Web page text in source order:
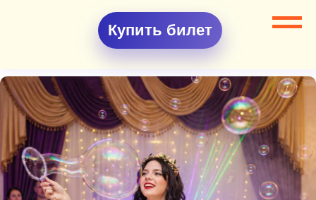
Купить билет